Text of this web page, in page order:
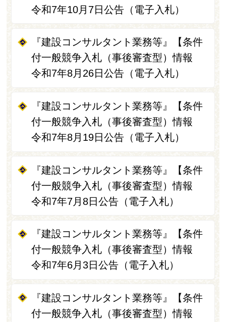
令和7年10月7日公告（電子入札）
『建設コンサルタント業務等』【条件
付一般競争入札（事後審査型）情報
令和7年8月26日公告（電子入札）
『建設コンサルタント業務等』【条件
付一般競争入札（事後審査型）情報
令和7年8月19日公告（電子入札）
『建設コンサルタント業務等』【条件
付一般競争入札（事後審査型）情報
令和7年7月8日公告（電子入札）
『建設コンサルタント業務等』【条件
付一般競争入札（事後審査型）情報
令和7年6月3日公告（電子入札）
『建設コンサルタント業務等』【条件
付一般競争入札（事後審査型）情報